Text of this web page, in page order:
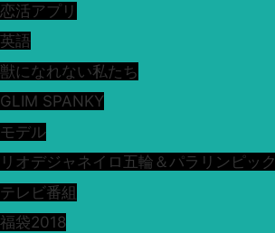
恋活アプリ
英語
獣になれない私たち
GLIM SPANKY
モデル
リオデジャネイロ五輪＆パラリンピック
テレビ番組
福袋2018